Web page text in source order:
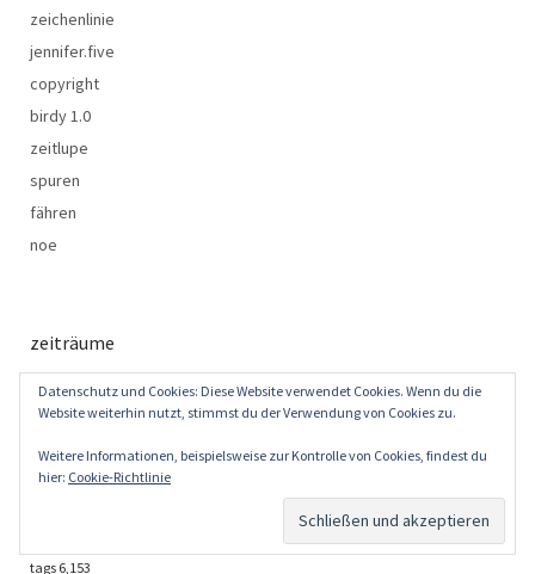
zeichenlinie
jennifer.five
copyright
birdy 1.0
zeitlupe
spuren
fähren
noe
zeiträume
tags 6,153
Datenschutz und Cookies: Diese Website verwendet Cookies. Wenn du die
Website weiterhin nutzt, stimmst du der Verwendung von Cookies zu.
Weitere Informationen, beispielsweise zur Kontrolle von Cookies, findest du
hier: Cookie-Richtlinie